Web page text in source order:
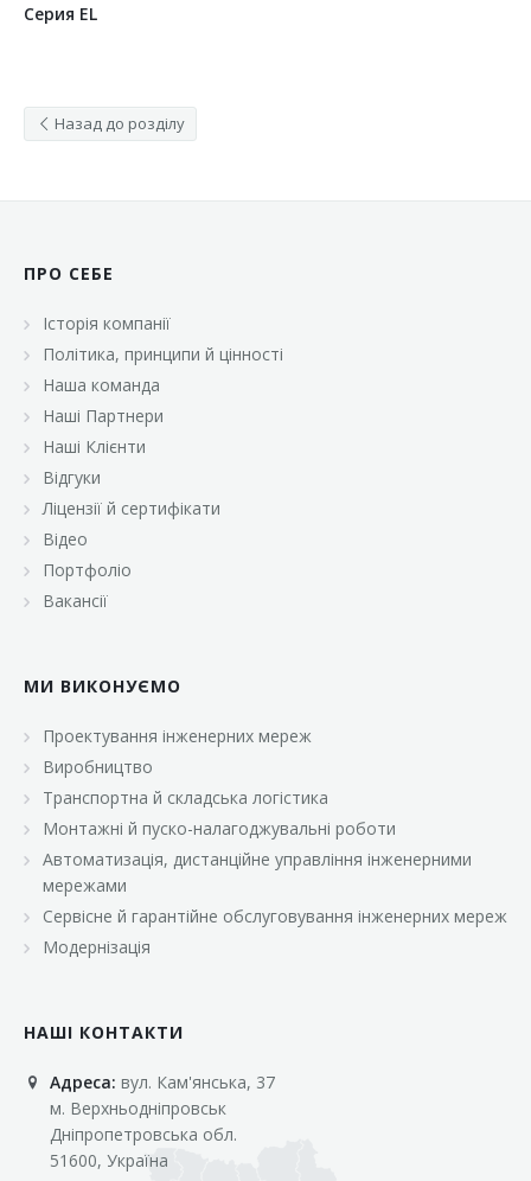
Серия EL
Назад до розділу
ПРО СЕБЕ
Історія компанії
Політика, принципи й цінності
Наша команда
Наші Партнери
Наші Клієнти
Відгуки
Ліцензії й сертифікати
Відео
Портфоліо
Вакансії
МИ ВИКОНУЄМО
Проектування інженерних мереж
Виробництво
Транспортна й складська логістика
Монтажні й пуско-налагоджувальні роботи
Автоматизація, дистанційне управління інженерними
мережами
Сервісне й гарантійне обслуговування інженерних мереж
Модернізація
НАШІ КОНТАКТИ
Адреса: вул. Кам'янська, 37
м. Верхньодніпровськ
Дніпропетровська обл.
51600, Україна